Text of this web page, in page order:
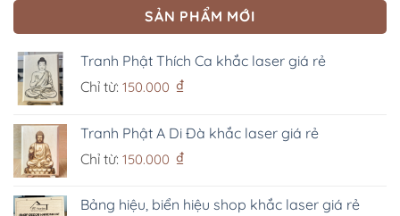
SẢN PHẨM MỚI
Tranh Phật Thích Ca khắc laser giá rẻ
Chỉ từ: 150.000 ₫
Tranh Phật A Di Đà khắc laser giá rẻ
Chỉ từ: 150.000 ₫
Bảng hiệu, biển hiệu shop khắc laser giá rẻ